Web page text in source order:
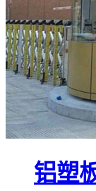
铝塑